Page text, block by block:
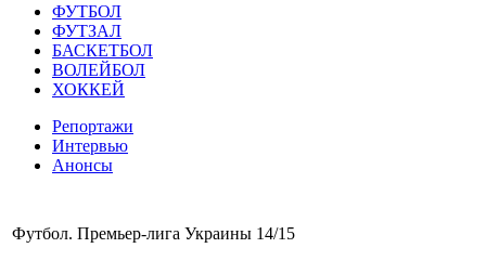
ФУТБОЛ
ФУТЗАЛ
БАСКЕТБОЛ
ВОЛЕЙБОЛ
ХОККЕЙ
Репортажи
Интервью
Анонсы
Футбол. Премьер-лига Украины 14/15